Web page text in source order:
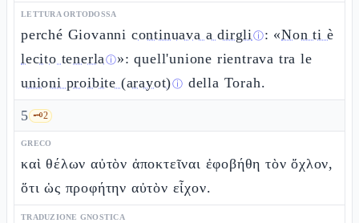
LETTURA ORTODOSSA
perché Giovanni continuava a dirgliⓘ: «Non ti è
lecito tenerlaⓘ»: quell'unione rientrava tra le
unioni proibite (arayot)ⓘ della Torah.
5 🗝️2
GRECO
καὶ θέλων αὐτὸν ἀποκτεῖναι ἐφοβήθη τὸν ὄχλον,
ὅτι ὡς προφήτην αὐτὸν εἶχον.
TRADUZIONE GNOSTICA